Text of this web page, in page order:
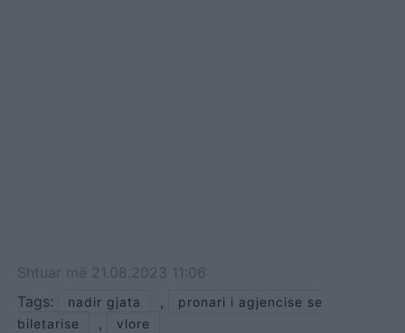
Shtuar më 21.08.2023 11:06
Tags:
nadir gjata ,
pronari i agjencise se
biletarise
, vlore